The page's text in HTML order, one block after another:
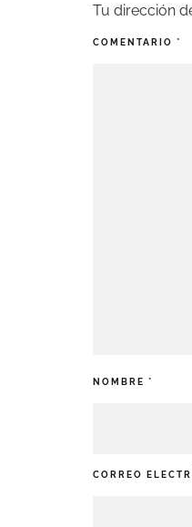
Tu dirección
COMENTARIO *
NOMBRE *
CORREO